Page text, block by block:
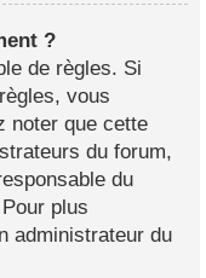
?
de règles. Si
vous
noter que cette
du forum,
du
plus
administrateur du